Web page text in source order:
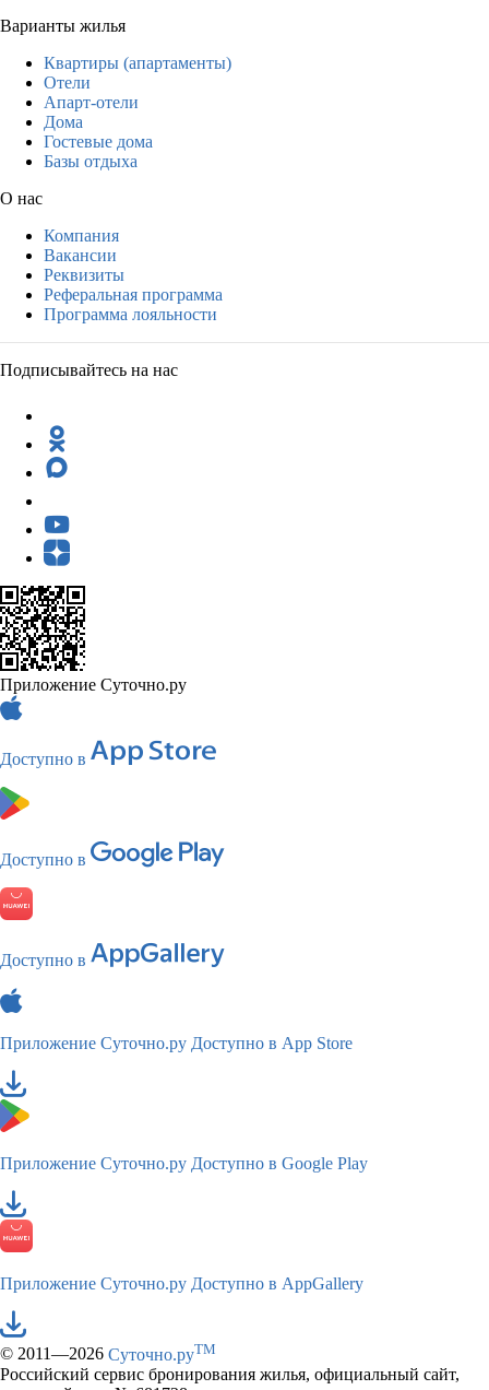
Варианты жилья
Квартиры (апартаменты)
Отели
Апарт-отели
Дома
Гостевые дома
Базы отдыха
О нас
Компания
Вакансии
Реквизиты
Реферальная программа
Программа лояльности
Подписывайтесь на нас
Приложение Суточно.ру
Доступно в
Доступно в
Доступно в
Приложение Суточно.ру Доступно в App Store
Приложение Суточно.ру Доступно в Google Play
Приложение Суточно.ру Доступно в AppGallery
© 2011—2026 Суточно.руTM
Российский сервис бронирования жилья, официальный сайт,